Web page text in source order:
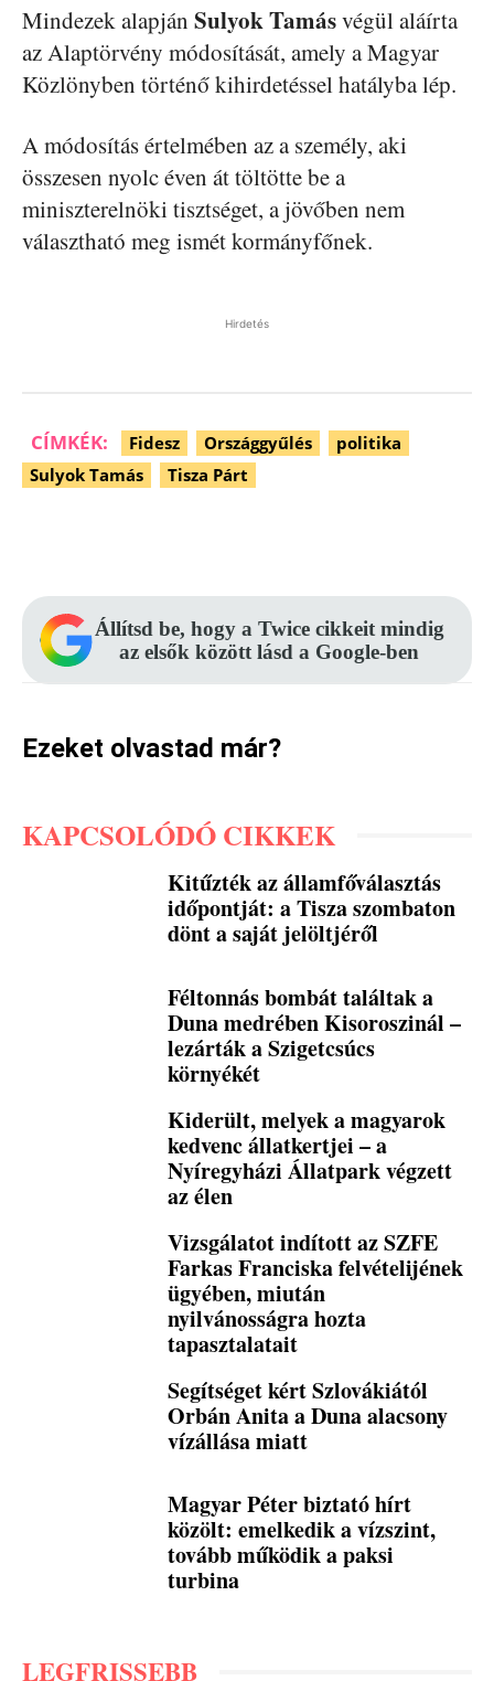
Mindezek alapján Sulyok Tamásvégül aláírta
az Alaptörvény módosítását, amely a Magyar
Közlönyben történő kihirdetéssel hatályba lép.
A módosítás értelmében az a személy, aki
összesen nyolc éven át töltötte be a
miniszterelnöki tisztséget, a jövőben nem
választható meg ismét kormányfőnek.
Hirdetés
CÍMKÉK: Fidesz Országgyűlés
politika
Sulyok Tamás
Tisza Párt
Állítsd be, hogy a Twice cikkeit mindig
az elsők között lásd a Google-ben
Ezeket olvastad már?
KAPCSOLÓDÓ CIKKEK
Kitűzték az államfőválasztás
időpontját: a Tisza szombaton
dönt a saját jelöltjéről
Féltonnás bombát találtak a
Duna medrében Kisoroszinál –
lezárták a Szigetcsúcs
környékét
Kiderült, melyek a magyarok
kedvenc állatkertjei – a
Nyíregyházi Állatpark végzett
az élen
Vizsgálatot indított az SZFE
Farkas Franciska felvételijének
ügyében, miután
nyilvánosságra hozta
tapasztalatait
Segítséget kért Szlovákiától
Orbán Anita a Duna alacsony
vízállása miatt
Magyar Péter biztató hírt
közölt: emelkedik a vízszint,
tovább működik a paksi
turbina
LEGFRISSEBB